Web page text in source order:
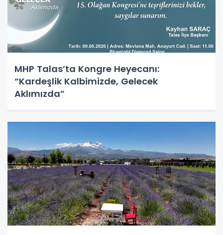
MHP Talas’ta Kongre Heyecanı:
“Kardeşlik Kalbimizde, Gelecek
Aklımızda”